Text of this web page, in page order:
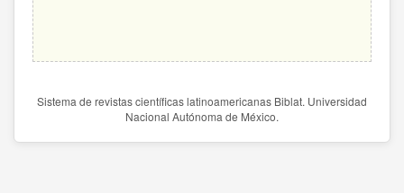
Sistema de revistas científicas latinoamericanas Biblat. Universidad
Nacional Autónoma de México.